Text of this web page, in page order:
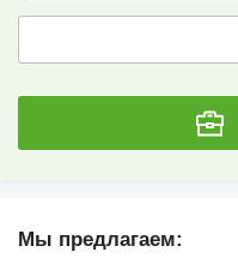
Мы предлагаем: